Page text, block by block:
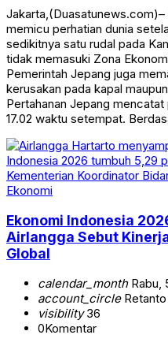
Jakarta,(Duasatunews.com)–
memicu perhatian dunia
sedikitnya satu rudal pada
tidak memasuki Zona
Pemerintah Jepang juga
kerusakan pada kapal
Pertahanan Jepang
17.02 waktu setempat.
Ekonomi
Ekonomi Indonesia
Airlangga Sebut
Global
calendar_monthRabu,
account_circleRetanto
visibility36
0Komentar